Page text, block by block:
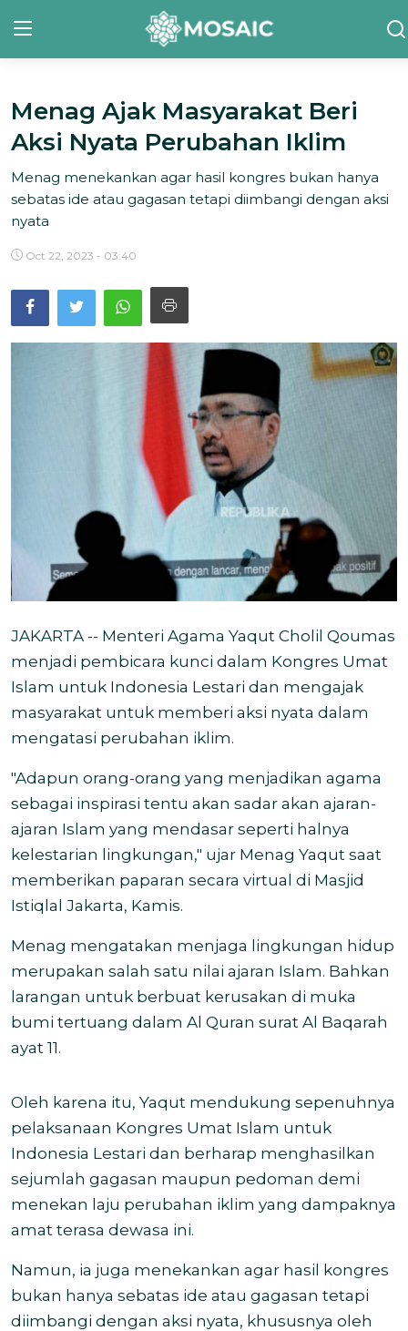
Contact
Tentang Kami
Risalah
Inisiatif
Menag Ajak Masyarakat Beri
Aksi Nyata Perubahan Iklim
Menag menekankan agar hasil kongres bukan hanya
sebatas ide atau gagasan tetapi diimbangi dengan aksi
nyata
Oct 22, 2023 - 03:40
JAKARTA -- Menteri Agama Yaqut Cholil Qoumas
menjadi pembicara kunci dalam Kongres Umat
Islam untuk Indonesia Lestari dan mengajak
masyarakat untuk memberi aksi nyata dalam
mengatasi perubahan iklim.
"Adapun orang-orang yang menjadikan agama
sebagai inspirasi tentu akan sadar akan ajaran-
ajaran Islam yang mendasar seperti halnya
kelestarian lingkungan," ujar Menag Yaqut saat
memberikan paparan secara virtual di Masjid
Istiqlal Jakarta, Kamis.
Menag mengatakan menjaga lingkungan hidup
merupakan salah satu nilai ajaran Islam. Bahkan
larangan untuk berbuat kerusakan di muka
bumi tertuang dalam Al Quran surat Al Baqarah
ayat 11.
Oleh karena itu, Yaqut mendukung sepenuhnya
pelaksanaan Kongres Umat Islam untuk
Indonesia Lestari dan berharap menghasilkan
sejumlah gagasan maupun pedoman demi
menekan laju perubahan iklim yang dampaknya
amat terasa dewasa ini.
Namun, ia juga menekankan agar hasil kongres
bukan hanya sebatas ide atau gagasan tetapi
diimbangi dengan aksi nyata, khususnya oleh